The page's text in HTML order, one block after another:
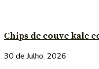
Chips de couve kale
30 de Julho, 2026